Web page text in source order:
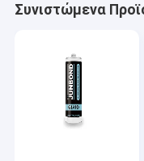
Συνιστώμενα